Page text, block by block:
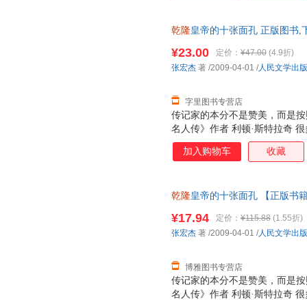
格中的多个侧面。当然。在众
更何况，一个封闭的王朝已经
乾隆皇帝的十张面孔 正版图书,
传记家的本分不是赞美，而是
名人传》作者 利顿·斯特拉奇
读者眉飞色舞，而宏杰一直在
儿一样》导演 新版《三国演义
刻，沉重与快感相间，忧思和
历史也插前卫，有时候，前卫
导演 孟京辉 历史在张宏杰笔下
¥23.00 定价： ¥47.00 (4.9折)
字里图书专营店
张宏杰 著 /2009-04-01 /人民文学出
加入购物车 收藏
乾隆皇帝的十张面孔 【正版书
传记家的本分不是赞美，而是
名人传》作者 利顿·斯特拉奇
¥17.94 定价： ¥115.88 (1.55折)
博雅图书专营店
张宏杰 著 /2009-04-01 /人民文学出